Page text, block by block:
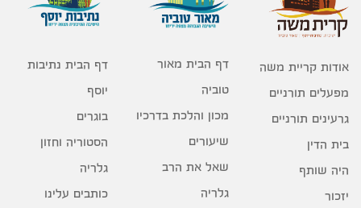
אודות קריית משה
מפעלים תורניים
גרעינים תורניים
בית הדין
היה שותף
יזכור
דף הבית מאור
טוביה
מכון והלכת בדרכיו
שיעורים
שאל את הרב
גלריה
דף הבית נתיבות
יוסף
בוגרים
הסטוריה וחזון
גלריה
כותבים עלינו